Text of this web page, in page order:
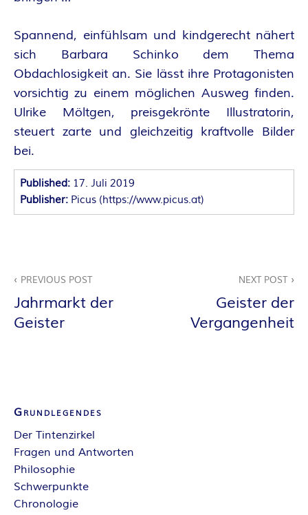
N
E
N
K
R
E
Spannend, einfühlsam und kindgerecht nähert
sich Barbara Schinko dem Thema
Obdachlosigkeit an. Sie lässt ihre Protagonisten
vorsichtig zu einem möglichen Ausweg finden.
Ulrike Möltgen, preisgekrönte Illustratorin,
steuert zarte und gleichzeitig kraftvolle Bilder
bei.
Published: 17. Juli 2019
Publisher: Picus (https://www.picus.at)
PREVIOUS POST
Jahrmarkt der
Geister
NEXT POST
Geister der
Vergangenheit
Grundlegendes
Der Tintenzirkel
Fragen und Antworten
Philosophie
Schwerpunkte
Chronologie